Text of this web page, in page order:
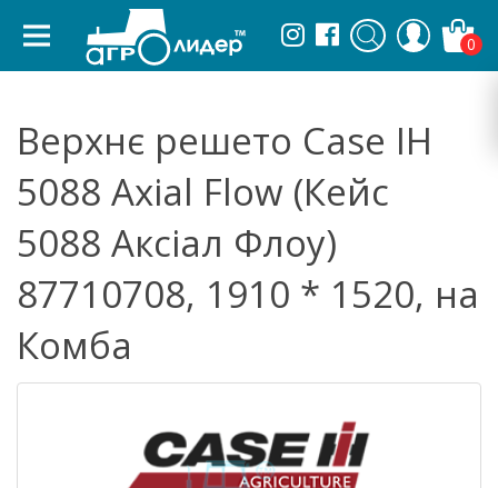
0
Верхнє решето Case IH
5088 Axial Flow (Кейс
5088 Аксіал Флоу)
87710708, 1910 * 1520, на
Комба